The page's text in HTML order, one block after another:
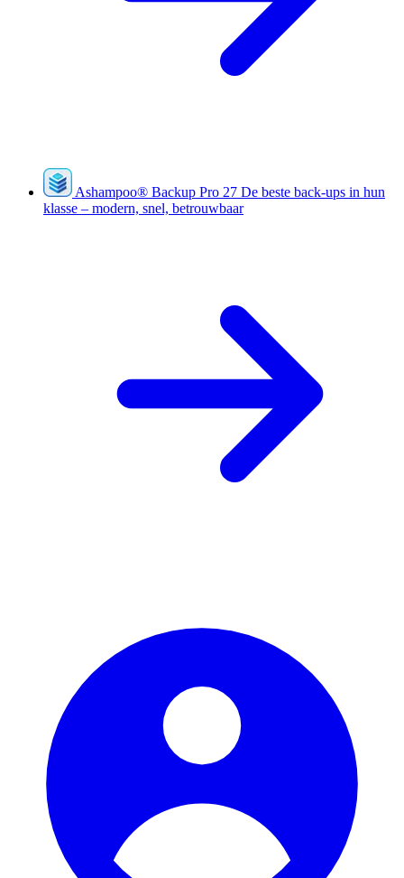
Ashampoo® Backup Pro 27 De beste back-ups in hun
klasse – modern, snel, betrouwbaar